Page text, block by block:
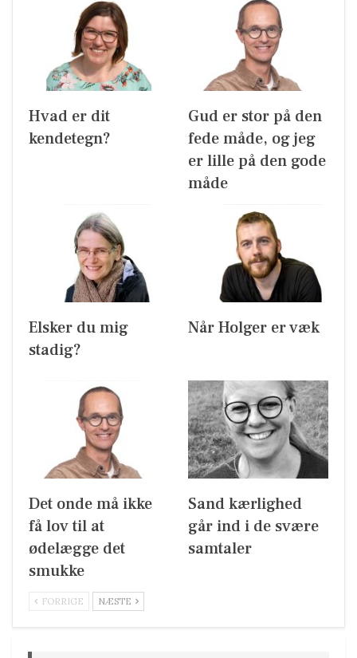
Hvad er dit
kendetegn?
Gud er stor på den
fede måde, og jeg
er lille på den gode
måde
Elsker du mig
stadig?
Når Holger er væk
Det onde må ikke
få lov til at
ødelægge det
smukke
Sand kærlighed
går ind i de svære
samtaler
FORRIGE NÆSTE